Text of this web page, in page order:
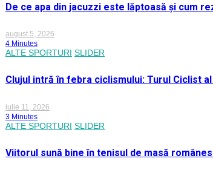
De ce apa din jacuzzi este lăptoasă și cum
august 5, 2026
4 Minutes
ALTE SPORTURI SLIDER
Clujul intră în febra ciclismului: Turul Ciclist
iulie 11, 2026
3 Minutes
ALTE SPORTURI SLIDER
Viitorul sună bine în tenisul de masă